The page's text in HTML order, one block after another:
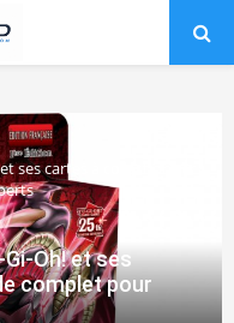
ses cartes à collectionner
Oh! et ses
complet pour